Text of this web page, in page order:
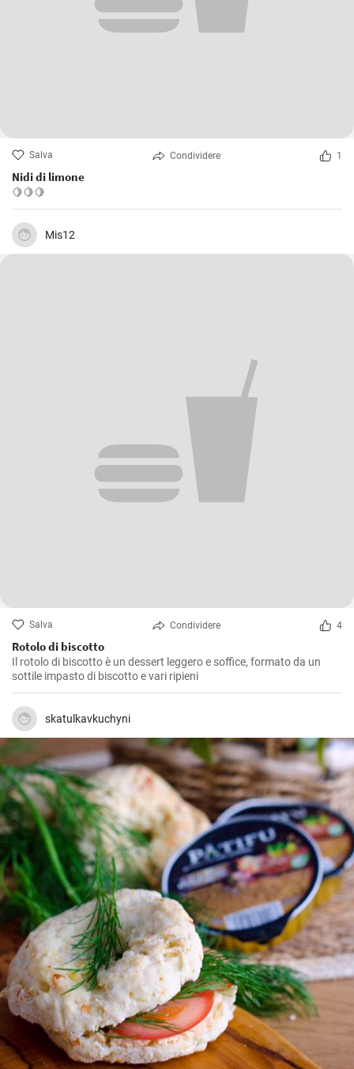
Salva Condividere 1
Nidi di limone
🍋🍋🍋
Mis12
Salva Condividere 4
Rotolo di biscotto
Il rotolo di biscotto è un dessert leggero e soffice, formato da un
sottile impasto di biscotto e vari ripieni
skatulkavkuchyni